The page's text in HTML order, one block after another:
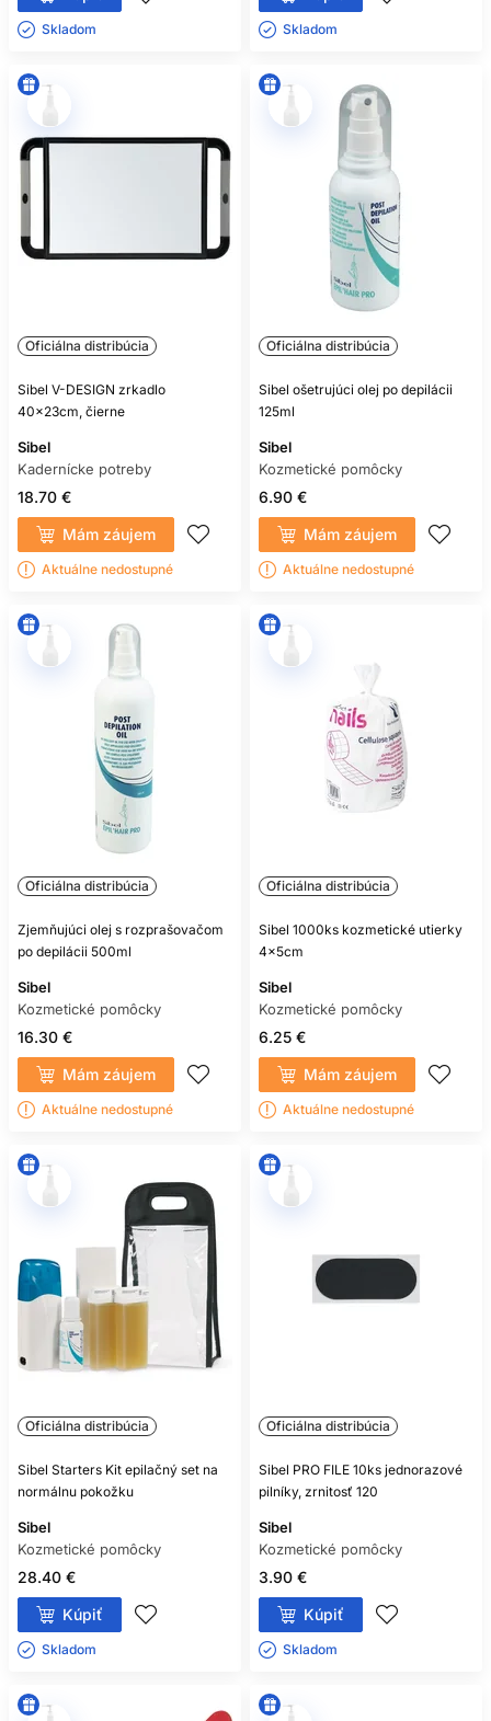
Skladom ㅤ Skladom ㅤ
Oficiálna distribúcia
Sibel V-DESIGN zrkadlo
40x23cm, čierne
Sibel
Kadernícke potreby
18.70 €
Mám záujem
Aktuálne nedostupné
Oficiálna distribúcia
Sibel ošetrujúci olej po depilácii
125ml
Sibel
Kozmetické pomôcky
6.90 €
Mám záujem
Aktuálne nedostupné
Oficiálna distribúcia
Zjemňujúci olej s rozprašovačom
po depilácii 500ml
Sibel
Kozmetické pomôcky
16.30 €
Mám záujem
Aktuálne nedostupné
Oficiálna distribúcia
Sibel 1000ks kozmetické utierky
4x5cm
Sibel
Kozmetické pomôcky
6.25 €
Mám záujem
Aktuálne nedostupné
Oficiálna distribúcia
Sibel Starters Kit epilačný set na
normálnu pokožku
Sibel
Kozmetické pomôcky
28.40 €
Kúpiť
Skladom ㅤ
Oficiálna distribúcia
Sibel PRO FILE 10ks jednorazové
pilníky, zrnitosť 120
Sibel
Kozmetické pomôcky
3.90 €
Kúpiť
Skladom ㅤ